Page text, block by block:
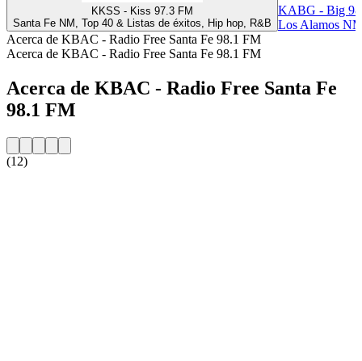
KKSS - Kiss 97.3 FM
Santa Fe NM, Top 40 & Listas de éxitos, Hip hop, R&B
KABG - Big
Los Alamos
Acerca de KBAC - Radio Free Santa Fe 98.1 FM
Acerca de KBAC - Radio Free Santa Fe 98.1 FM
Acerca de KBAC - Radio Free Santa Fe
98.1 FM
(12)